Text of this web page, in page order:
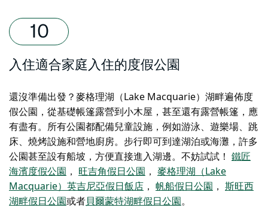
入住適合家庭入住的度假公園
還沒準備出發？麥格理湖（Lake Macquarie）湖畔遍佈度
假公園，從基礎帳篷露營到小木屋，甚至還有露營帳篷，應
有盡有。所有公園都配備兒童設施，例如游泳、遊樂場、跳
床、燒烤設施和營地廚房。步行即可到達湖泊或海灘，許多
公園甚至設有船坡，方便直接進入湖邊。不妨試試！ 鐵匠
海濱度假公園 ， 旺吉角假日公園 ， 麥格理湖（Lake
Macquarie）英吉尼亞假日飯店 ， 帆船假日公園 ， 斯旺西
湖畔假日公園或者貝爾蒙特湖畔假日公園。